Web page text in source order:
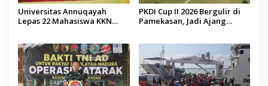
Universitas Annuqayah
Lepas 22 Mahasiswa KKN
PKDI Cup II 2026 Bergulir di
Pamekasan, Jadi Ajang